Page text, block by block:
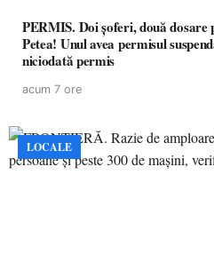
PERMIS. Doi șoferi, două dosare
Petea! Unul avea permisul
niciodată permis
acum 7 ore
LOCALE